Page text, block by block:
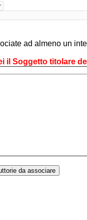
ad almeno un
il Soggetto titolare
da associare